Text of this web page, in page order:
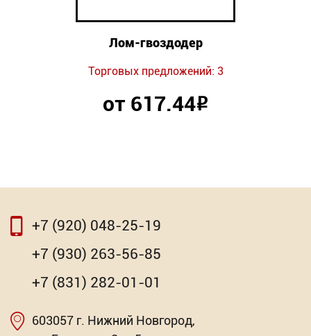
Лом-гвоздодер
Торговых предложений: 3
от 617.44Р
+7 (920) 048-25-19
+7 (930) 263-56-85
+7 (831) 282-01-01
603057 г. Нижний Новгород,